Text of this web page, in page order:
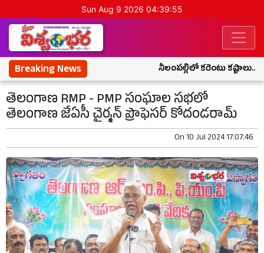
Sun Aug 9 2026 04:39:56
Breaking News నీలంపల్లిలో కరెంటు కష్టాలు..
తెలంగాణ RMP - PMP సంఘాల సభలో
తెలంగాణ జేఏసీ చైర్మన్ ప్రొఫెసర్ కోదండరామ్
On10 Jul 2024 17:07:46